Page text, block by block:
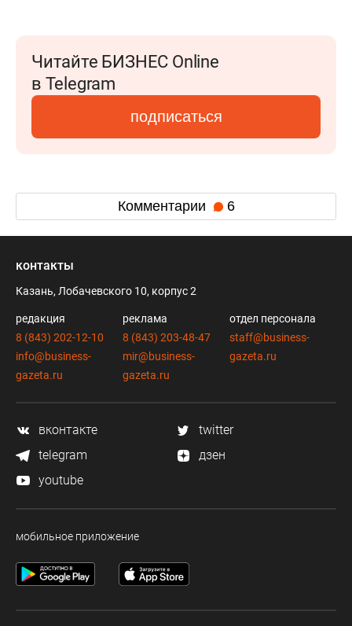
Читайте БИЗНЕС Online
в Telegram
подписаться
Комментарии 6
контакты
Казань, Лобачевского 10, корпус 2
редакция
8 (843) 202-12-10
info@business-
gazeta.ru
реклама
8 (843) 203-48-47
mir@business-
gazeta.ru
отдел персонала
staff@business-
gazeta.ru
вконтакте
twitter
telegram
дзен
youtube
мобильное приложение